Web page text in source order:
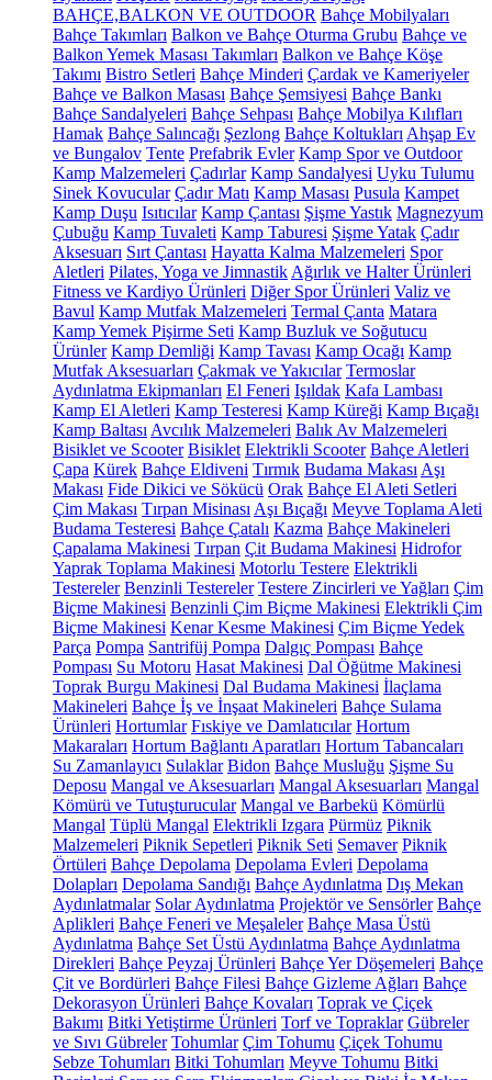
BAHÇE,BALKON VE OUTDOOR Bahçe Mobilyaları
Bahçe Takımları Balkon ve Bahçe Oturma Grubu Bahçe ve
Balkon Yemek Masası Takımları Balkon ve Bahçe Köşe
Takımı Bistro Setleri Bahçe Minderi Çardak ve Kameriyeler
Bahçe ve Balkon Masası Bahçe Şemsiyesi Bahçe Bankı
Bahçe Sandalyeleri Bahçe Sehpası Bahçe Mobilya Kılıfları
Hamak Bahçe Salıncağı Şezlong Bahçe Koltukları Ahşap Ev
ve Bungalov Tente Prefabrik Evler Kamp Spor ve Outdoor
Kamp Malzemeleri Çadırlar Kamp Sandalyesi Uyku Tulumu
Sinek Kovucular Çadır Matı Kamp Masası Pusula Kampet
Kamp Duşu Isıtıcılar Kamp Çantası Şişme Yastık Magnezyum
Çubuğu Kamp Tuvaleti Kamp Taburesi Şişme Yatak Çadır
Aksesuarı Sırt Çantası Hayatta Kalma Malzemeleri Spor
Aletleri Pilates, Yoga ve Jimnastik Ağırlık ve Halter Ürünleri
Fitness ve Kardiyo Ürünleri Diğer Spor Ürünleri Valiz ve
Bavul Kamp Mutfak Malzemeleri Termal Çanta Matara
Kamp Yemek Pişirme Seti Kamp Buzluk ve Soğutucu
Ürünler Kamp Demliği Kamp Tavası Kamp Ocağı Kamp
Mutfak Aksesuarları Çakmak ve Yakıcılar Termoslar
Aydınlatma Ekipmanları El Feneri Işıldak Kafa Lambası
Kamp El Aletleri Kamp Testeresi Kamp Küreği Kamp Bıçağı
Kamp Baltası Avcılık Malzemeleri Balık Av Malzemeleri
Bisiklet ve Scooter Bisiklet Elektrikli Scooter Bahçe Aletleri
Çapa Kürek Bahçe Eldiveni Tırmık Budama Makası Aşı
Makası Fide Dikici ve Sökücü Orak Bahçe El Aleti Setleri
Çim Makası Tırpan Misinası Aşı Bıçağı Meyve Toplama Aleti
Budama Testeresi Bahçe Çatalı Kazma Bahçe Makineleri
Çapalama Makinesi Tırpan Çit Budama Makinesi Hidrofor
Yaprak Toplama Makinesi Motorlu Testere Elektrikli
Testereler Benzinli Testereler Testere Zincirleri ve Yağları Çim
Biçme Makinesi Benzinli Çim Biçme Makinesi Elektrikli Çim
Biçme Makinesi Kenar Kesme Makinesi Çim Biçme Yedek
Parça Pompa Santrifüj Pompa Dalgıç Pompası Bahçe
Pompası Su Motoru Hasat Makinesi Dal Öğütme Makinesi
Toprak Burgu Makinesi Dal Budama Makinesi İlaçlama
Makineleri Bahçe İş ve İnşaat Makineleri Bahçe Sulama
Ürünleri Hortumlar Fıskiye ve Damlatıcılar Hortum
Makaraları Hortum Bağlantı Aparatları Hortum Tabancaları
Su Zamanlayıcı Sulaklar Bidon Bahçe Musluğu Şişme Su
Deposu Mangal ve Aksesuarları Mangal Aksesuarları Mangal
Kömürü ve Tutuşturucular Mangal ve Barbekü Kömürlü
Mangal Tüplü Mangal Elektrikli Izgara Pürmüz Piknik
Malzemeleri Piknik Sepetleri Piknik Seti Semaver Piknik
Örtüleri Bahçe Depolama Depolama Evleri Depolama
Dolapları Depolama Sandığı Bahçe Aydınlatma Dış Mekan
Aydınlatmalar Solar Aydınlatma Projektör ve Sensörler Bahçe
Aplikleri Bahçe Feneri ve Meşaleler Bahçe Masa Üstü
Aydınlatma Bahçe Set Üstü Aydınlatma Bahçe Aydınlatma
Direkleri Bahçe Peyzaj Ürünleri Bahçe Yer Döşemeleri Bahçe
Çit ve Bordürleri Bahçe Filesi Bahçe Gizleme Ağları Bahçe
Dekorasyon Ürünleri Bahçe Kovaları Toprak ve Çiçek
Bakımı Bitki Yetiştirme Ürünleri Torf ve Topraklar Gübreler
ve Sıvı Gübreler Tohumlar Çim Tohumu Çiçek Tohumu
Sebze Tohumları Bitki Tohumları Meyve Tohumu Bitki